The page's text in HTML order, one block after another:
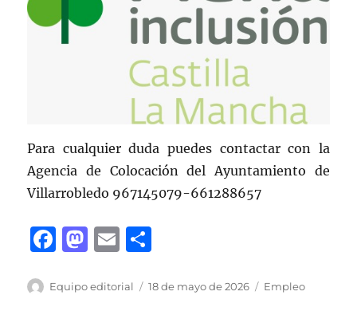
Para cualquier duda puedes contactar con la
Agencia de Colocación del Ayuntamiento de
Villarrobledo 967145079-661288657
F
c
M
st
E
ai m
Autor
Equipo editorial
Publicado
18 de mayo de 2026 Categorías
Empleo